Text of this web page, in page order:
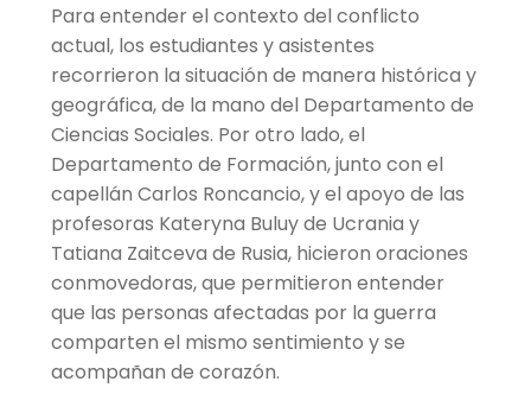
Para entender el contexto del conflicto
actual, los estudiantes y asistentes
recorrieron la situación de manera histórica y
geográfica, de la mano del Departamento de
Ciencias Sociales. Por otro lado, el
Departamento de Formación, junto con el
capellán Carlos Roncancio, y el apoyo de las
profesoras Kateryna Buluy de Ucrania y
Tatiana Zaitceva de Rusia, hicieron oraciones
conmovedoras, que permitieron entender
que las personas afectadas por la guerra
comparten el mismo sentimiento y se
acompañan de corazón.